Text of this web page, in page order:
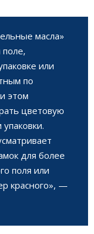
масла»
или
по
этом
цветовую
для более
поля или
красного», —